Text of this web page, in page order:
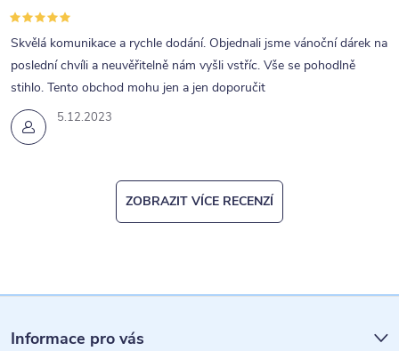
p
i
s
u
5.12.2023
Skvělá komunikace a rychle dodání. Objednali jsme vánoční dárek na
poslední chvíli a neuvěřitelně nám vyšli vstříc. Vše se pohodlně
stihlo. Tento obchod mohu jen a jen doporučit
ZOBRAZIT VÍCE RECENZÍ
áInformace pro vás